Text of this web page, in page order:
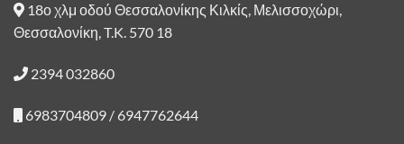
18ο χλμ οδού Θεσσαλονίκης Κιλκίς, Μελισσοχώρι,
Θεσσαλονίκη, T.K. 570 18
2394 032860
6983704809 / 6947762644